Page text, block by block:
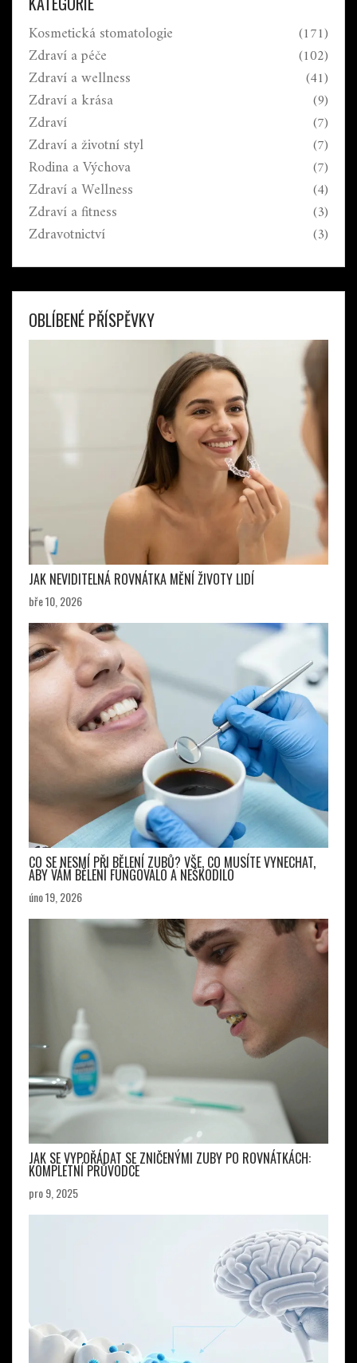
rychlému a bezbolestnému zotavení.
Kosmetická stomatologie (171)
Zdraví a péče (102)
Zdraví a wellness (41)
Zdraví a krása (9)
Zdraví (7)
Zdraví a životní styl (7)
Rodina a Výchova (7)
Zdraví a Wellness (4)
Zdraví a fitness (3)
Zdravotnictví (3)
OBLÍBENÉ PŘÍSPĚVKY
JAK NEVIDITELNÁ ROVNÁTKA MĚNÍ ŽIVOTY LIDÍ
bře 10, 2026
CO SE NESMÍ PŘI BĚLENÍ ZUBŮ? VŠE, CO MUSÍTE VYNECHAT,
ABY VÁM BĚLENÍ FUNGOVALO A NEŠKODILO
úno 19, 2026
JAK SE VYPOŘÁDAT SE ZNIČENÝMI ZUBY PO ROVNÁTKÁCH:
KOMPLETNÍ PRŮVODCE
pro 9, 2025